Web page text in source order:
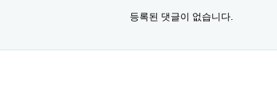
등록된 댓글이 없습니다.